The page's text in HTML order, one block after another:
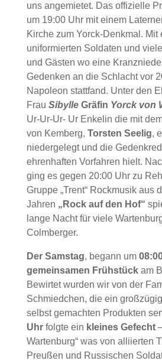
uns angemietet. Das offizielle
um 19:00 Uhr mit einem
Kirche zum Yorck-Denkmal. Mit
uniformierten Soldaten und
und Gästen wo eine
Gedenken an die Schlacht vor
Napoleon stattfand. Unter den
Frau SibylleGräfin Yorck von
Ur-Ur-Ur- Ur Enkelin die mit
von Kemberg, Torsten Seelig,
niedergelegt und die
ehrenhaften Vorfahren hielt.
ging es gegen 20:00 Uhr zu
Gruppe „Trent“ Rockmusik aus
Jahren „Rock auf den Hof“
lange Nacht für viele
Colmberger.
Der Samstag, begann um
gemeinsamen Frühstückam
Bewirtet wurden wir von der
Schmiedchen, die ein
selbst gemachten Produkten
Uhrfolgte ein kleines Gefecht
Wartenburg“ was von alliierten
Preußen und Russischen